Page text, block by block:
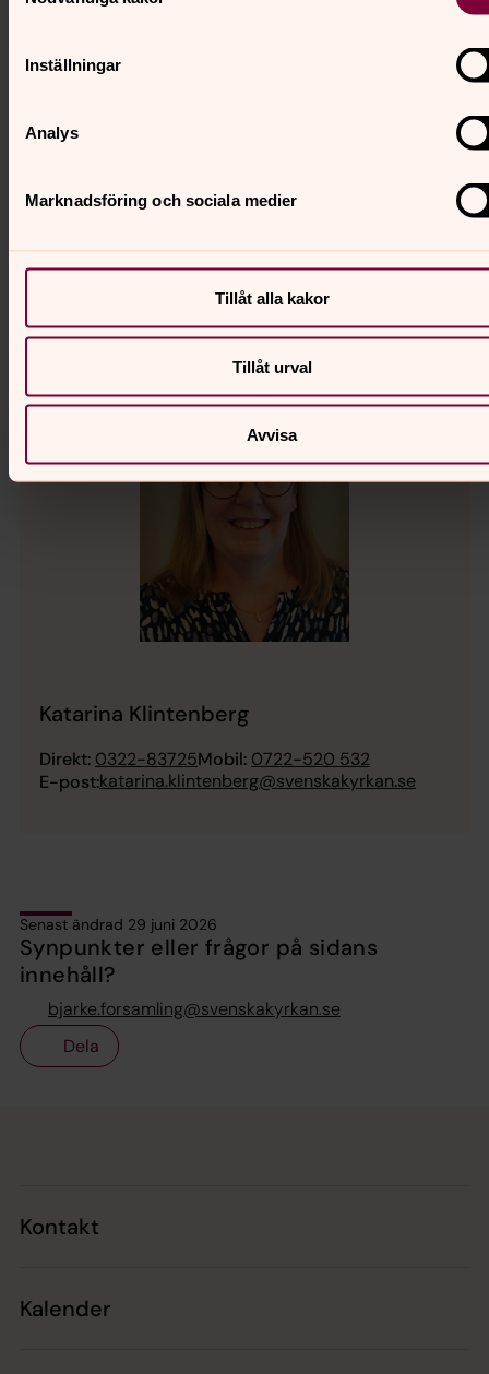
Inställningar
Analys
Marknadsföring och sociala medier
Tillåt alla kakor
Tillåt urval
Avvisa
Direkt:0322-83727Mobil: 0722-520 533
Katarina Klintenberg
Direkt: 0322-83725Mobil: 0722-520 532
E-post:katarina.klintenberg@svenskakyrkan.se
Senast ändrad 29 juni 2026
Synpunkter eller frågor på sidans
innehåll?
bjarke.forsamling@svenskakyrkan.se
Dela
Kontakt
Kalender